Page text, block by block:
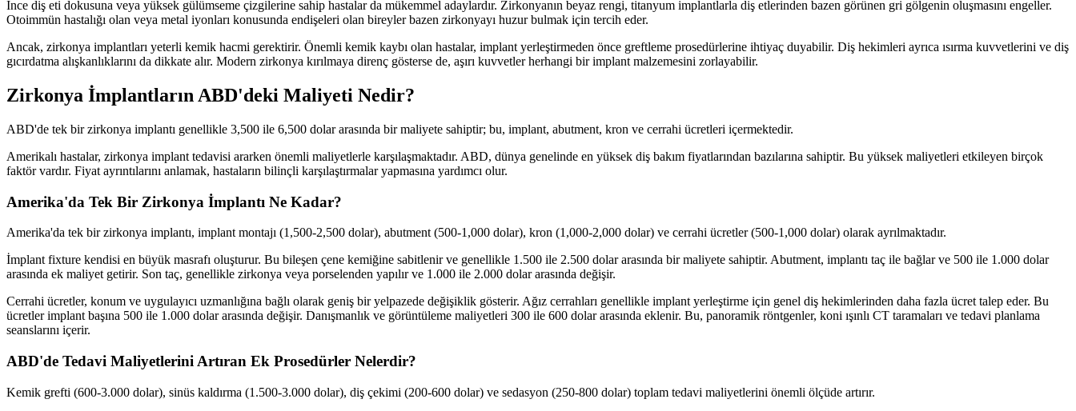
İnce diş eti dokusuna veya yüksek gülümseme çizgilerine sahip hastalar da mükemmel adaylardır. Zirkonyanın beyaz rengi, titanyum implantlarla diş etlerinden bazen görünen gri gölgenin oluşmasını engeller.
Otoimmün hastalığı olan veya metal iyonları konusunda endişeleri olan bireyler bazen zirkonyayı huzur bulmak için tercih eder.
Ancak, zirkonya implantları yeterli kemik hacmi gerektirir. Önemli kemik kaybı olan hastalar, implant yerleştirmeden önce greftleme prosedürlerine ihtiyaç duyabilir. Diş hekimleri ayrıca ısırma kuvvetlerini ve diş
gıcırdatma alışkanlıklarını da dikkate alır. Modern zirkonya kırılmaya direnç gösterse de, aşırı kuvvetler herhangi bir implant malzemesini zorlayabilir.
Zirkonya İmplantların ABD'deki Maliyeti Nedir?
ABD'de tek bir zirkonya implantı genellikle 3,500 ile 6,500 dolar arasında bir maliyete sahiptir; bu, implant, abutment, kron ve cerrahi ücretleri içermektedir.
Amerikalı hastalar, zirkonya implant tedavisi ararken önemli maliyetlerle karşılaşmaktadır. ABD, dünya genelinde en yüksek diş bakım fiyatlarından bazılarına sahiptir. Bu yüksek maliyetleri etkileyen birçok
faktör vardır. Fiyat ayrıntılarını anlamak, hastaların bilinçli karşılaştırmalar yapmasına yardımcı olur.
Amerika'da Tek Bir Zirkonya İmplantı Ne Kadar?
Amerika'da tek bir zirkonya implantı, implant montajı (1,500-2,500 dolar), abutment (500-1,000 dolar), kron (1,000-2,000 dolar) ve cerrahi ücretler (500-1,000 dolar) olarak ayrılmaktadır.
İmplant fixture kendisi en büyük masrafı oluşturur. Bu bileşen çene kemiğine sabitlenir ve genellikle 1.500 ile 2.500 dolar arasında bir maliyete sahiptir. Abutment, implantı taç ile bağlar ve 500 ile 1.000 dolar
arasında ek maliyet getirir. Son taç, genellikle zirkonya veya porselenden yapılır ve 1.000 ile 2.000 dolar arasında değişir.
Cerrahi ücretler, konum ve uygulayıcı uzmanlığına bağlı olarak geniş bir yelpazede değişiklik gösterir. Ağız cerrahları genellikle implant yerleştirme için genel diş hekimlerinden daha fazla ücret talep eder. Bu
ücretler implant başına 500 ile 1.000 dolar arasında değişir. Danışmanlık ve görüntüleme maliyetleri 300 ile 600 dolar arasında eklenir. Bu, panoramik röntgenler, koni ışınlı CT taramaları ve tedavi planlama
seanslarını içerir.
ABD'de Tedavi Maliyetlerini Artıran Ek Prosedürler Nelerdir?
Kemik grefti (600-3.000 dolar), sinüs kaldırma (1.500-3.000 dolar), diş çekimi (200-600 dolar) ve sedasyon (250-800 dolar) toplam tedavi maliyetlerini önemli ölçüde artırır.